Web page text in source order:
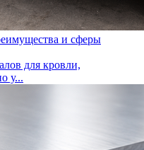
и сферы
для кровли,
у...